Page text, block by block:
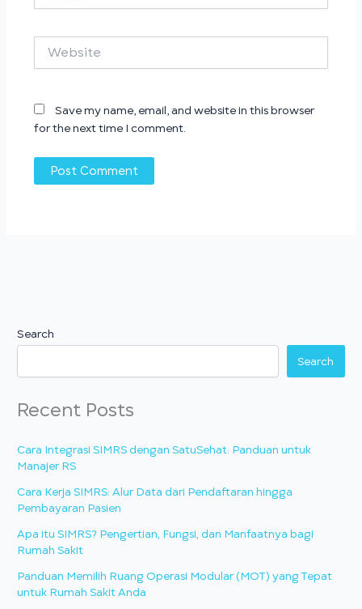
Save my name, email, and website in this browser
for the next time I comment.
Search
Search
Recent Posts
Cara Integrasi SIMRS dengan SatuSehat: Panduan untuk
Manajer RS
Cara Kerja SIMRS: Alur Data dari Pendaftaran hingga
Pembayaran Pasien
Apa itu SIMRS? Pengertian, Fungsi, dan Manfaatnya bagi
Rumah Sakit
Panduan Memilih Ruang Operasi Modular (MOT) yang Tepat
untuk Rumah Sakit Anda